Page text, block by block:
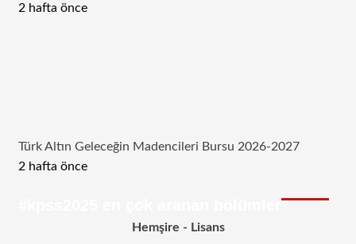
2 hafta önce
Türk Altın Geleceğin Madencileri Bursu 2026-2027
2 hafta önce
Hemşire - Lisans